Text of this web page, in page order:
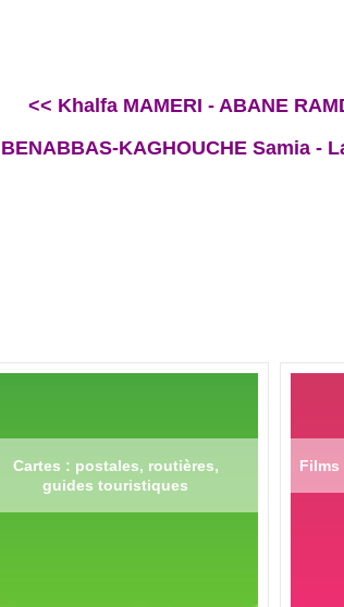
<< Khalfa MAMERI - ABANE
KAGHOUCHE Samia -
Cartes : postales, routières,
guides touristiques
Films